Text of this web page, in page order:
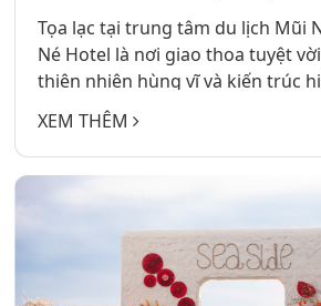
Tọa lạc tại trung tâm du lịch Mũi
Né Hotel là nơi giao thoa tuyệt
thiên nhiên hùng vĩ và kiến trúc
Với địa chỉ tại 124 Nguyễn Đình
Hàm Tiến, TP. Phan Thiết, khách
điểm dừng chân lý tưởng cho
tận hưởng không gian nghỉ
biển miền Trung.
XEM THÊM